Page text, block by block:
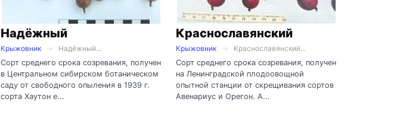
Надёжный
Крыжовник
Надёжный...
Сорт среднего срока созревания, получен
в Центральном сибирском ботаническом
саду от свободного опыления в 1939 г.
сорта Хаутон е...
Краснославянский
Крыжовник
Краснославянский...
Сорт среднего срока созревания, получен
на Ленинградской плодоовощной
опытной станции от скрещивания сортов
Авенариус и Орегон. А...